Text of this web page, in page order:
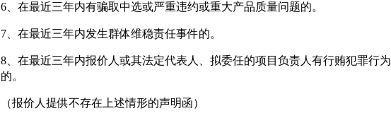
6、在最近三年内有骗取中选或严重违约或重大产品质量问题的。
7、在最近三年内发生群体维稳责任事件的。
8、在最近三年内报价人或其法定代表人、拟委任的项目负责人有行贿犯罪行为
的。
（报价人提供不存在上述情形的声明函）